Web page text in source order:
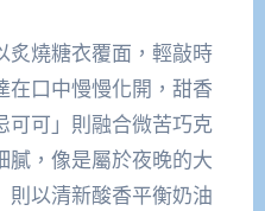
炙燒糖衣覆面，輕敲時
在口中慢慢化開，甜香
可可」則融合微苦巧克
膩，像是屬於夜晚的大
則以清新酸香平衡奶油